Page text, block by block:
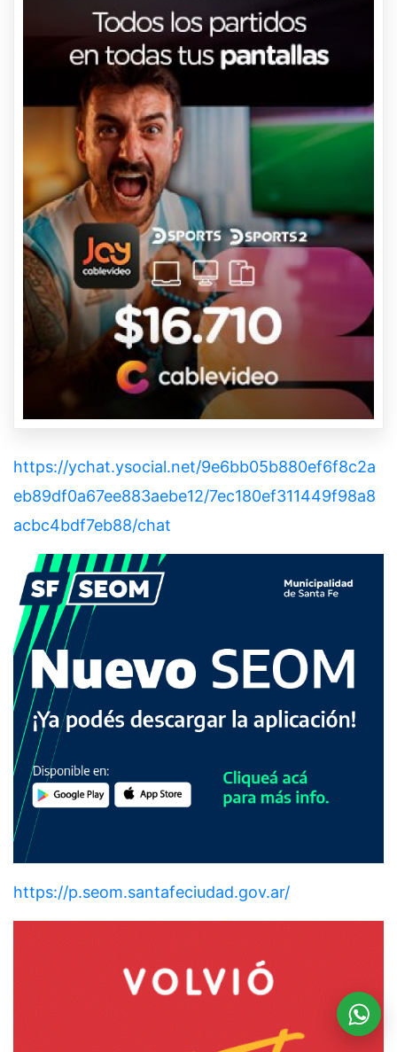
https://ychat.ysocial.net/9e6bb05b880ef6f8c2a
eb89df0a67ee883aebe12/7ec180ef311449f98a8
acbc4bdf7eb88/chat
https://p.seom.santafeciudad.gov.ar/